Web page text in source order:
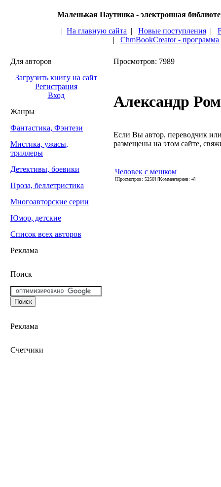
Маленькая Паутинка - электронная
| На главную сайта | Новые поступления |
| ChmBookCreator -
Для авторов
Загрузить книгу на сайт
Регистрация
Вход
Жанры
Фантастика, Фэнтези
Мистика, ужасы,
триллеры
Детективы, боевики
Проза, беллетристика
Многоавторские серии
Юмор, детские
Список всех авторов
Реклама
Поиск
Реклама
Счетчики
Просмотров: 7989
Александр
Если Вы автор, переводчик
размещены на этом сайте,
Человек с мешком
[Просмотров: 5250] [Комментариев: 4]